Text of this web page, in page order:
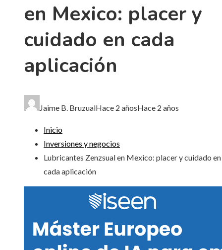
en Mexico: placer y
cuidado en cada
aplicación
Jaime B. BruzualHace 2 añosHace 2 años
Inicio
Inversiones y negocios
Lubricantes Zenzsual en Mexico: placer y cuidado en
cada aplicación